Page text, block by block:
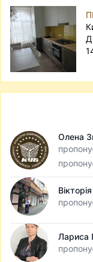
Олена
Лариса